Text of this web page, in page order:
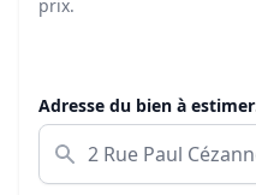
prix.
Adresse du bien à